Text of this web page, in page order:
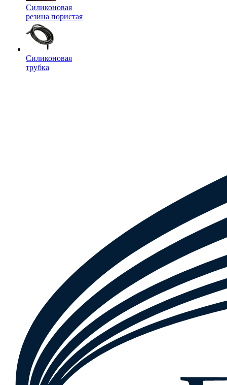
Силиконовая
резина пористая
Силиконовая
трубка